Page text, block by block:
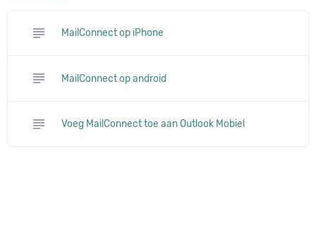
subject MailConnect op iPhone
subject MailConnect op android
subject Voeg MailConnect toe aan Outlook Mobiel